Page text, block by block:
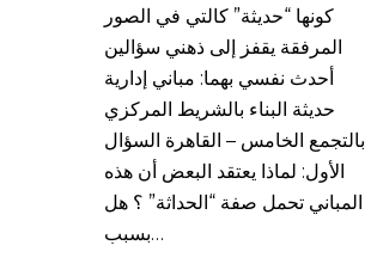
كونها “حديثة” كالتي في الصور
المرفقة يقفز إلى ذهني سؤالين
أحدث نفسي بهما: مباني إدارية
حديثة البناء بالشريط المركزي
بالتجمع الخامس – القاهرة السؤال
الأول: لماذا يعتقد البعض أن هذه
المباني تحمل صفة “الحداثة” ؟ هل
بسبب…